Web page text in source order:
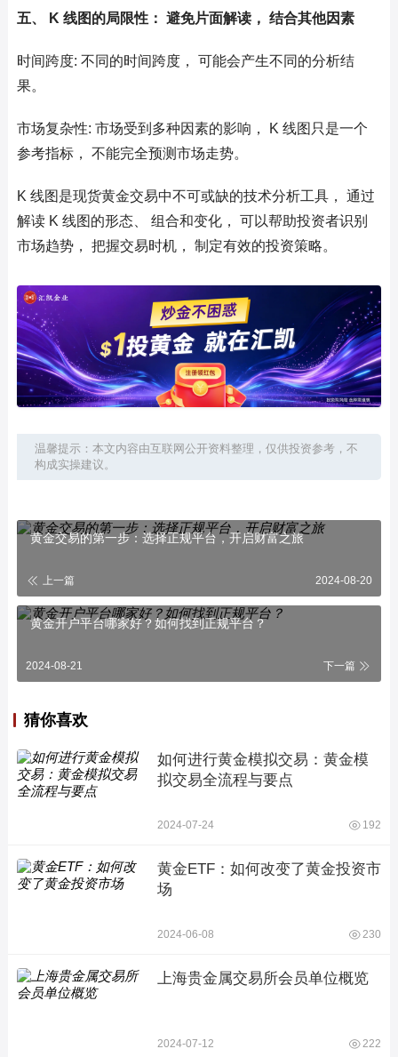
五、 K 线图的局限性： 避免片面解读， 结合其他因素
时间跨度: 不同的时间跨度， 可能会产生不同的分析结
果。
市场复杂性: 市场受到多种因素的影响， K 线图只是一个
参考指标， 不能完全预测市场走势。
K 线图是现货黄金交易中不可或缺的技术分析工具， 通过
解读 K 线图的形态、 组合和变化， 可以帮助投资者识别
市场趋势， 把握交易时机， 制定有效的投资策略。
温馨提示：本文内容由互联网公开资料整理，仅供投资参考，不
构成实操建议。
黄金交易的第一步：选择正规平台，开启财富之旅
上一篇 2024-08-20
黄金开户平台哪家好？如何找到正规平台？
2024-08-21 下一篇
猜你喜欢
如何进行黄金模拟交易：黄金模
拟交易全流程与要点
2024-07-24 192
黄金ETF：如何改变了黄金投资市
场
2024-06-08 230
上海贵金属交易所会员单位概览
2024-07-12 222